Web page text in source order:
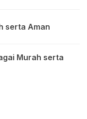
serta Aman
Murah serta